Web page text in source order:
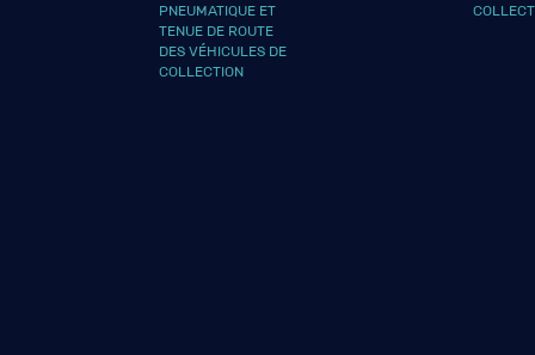
PNEUMATIQUE ET
TENUE DE ROUTE
DES VÉHICULES DE
COLLECTION